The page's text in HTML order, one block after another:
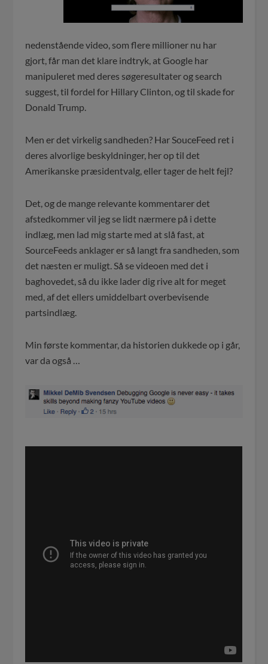
nedenstående video, som flere millioner nu har
gjort, får man det klare indtryk, at Google har
manipuleret med deres søgeresultater og search
suggest, til fordel for Hillary Clinton, og til skade for
Donald Trump.
Men er det virkelig sandheden? Har SouceFeed ret i
deres alvorlige beskyldninger, her op til det
Amerikanske præsidentvalg, eller tager de helt fejl?
Det, og de mange relevante kommentarer det
afstedkommer vil jeg se lidt nærmere på i dette
indlæg, men lad mig starte med at slå fast, at
SourceFeeds anklager er så langt fra sandheden, som
det næsten er muligt. Så se videoen med det i
baghovedet, så du ikke lader dig rive alt for meget
med, af det ellers umiddelbart overbevisende
partsindlæg.
Min første kommentar, da historien dukkede op i går,
var da også …